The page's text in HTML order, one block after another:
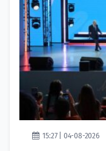
15:27 | 04-08-2026